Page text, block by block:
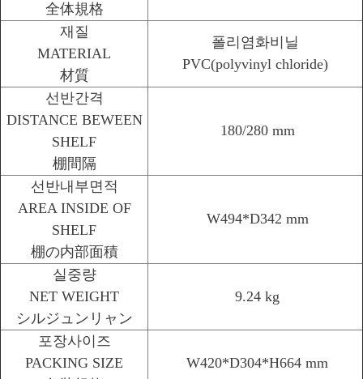
全体規格
재질
MATERIAL
材質
폴리염화비닐
PVC(polyvinyl chloride)
선반간격
DISTANCE BEWEEN
SHELF
棚間隔
180/280 mm
선반내부면적
AREA INSIDE OF
SHELF
棚の内部面積
W494*D342 mm
실중량
NET WEIGHT
シルジュンリャン
9.24 kg
포장사이즈
PACKING SIZE
W420*D304*H664 mm